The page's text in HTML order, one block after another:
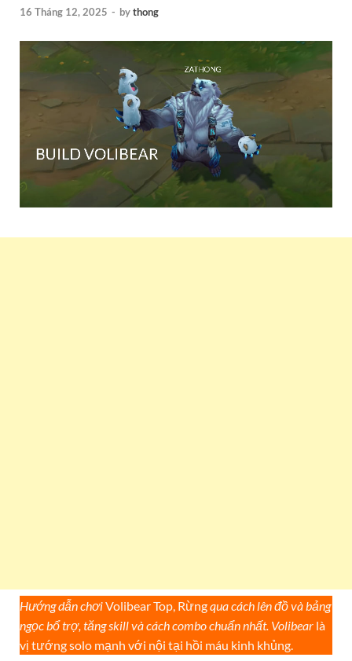
16 Tháng 12, 2025 - bythong
Hướng dẫn chơiVolibear Top, Rừngqua cách lên đồ và bảng
ngọc bổ trợ, tăng skill và cách combo chuẩn nhất. Volibear là
vị tướng solo mạnh với nội tại hồi máu kinh khủng.